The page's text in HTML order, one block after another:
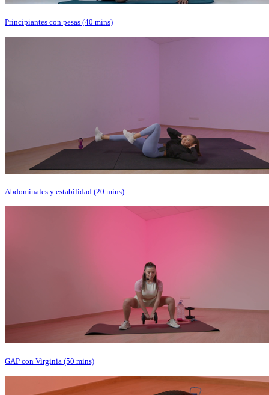
Principiantes con pesas (40 mins)
Abdominales y estabilidad (20 mins)
GAP con Virginia (50 mins)